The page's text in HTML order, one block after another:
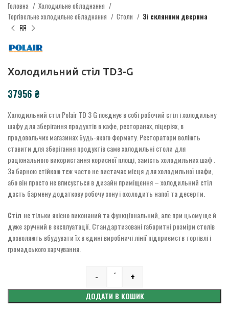
Головна
Холодильне обладнання
Торгівельне холодильне обладнання
Столи Зі скляними дверима
Холодильний стіл TD3-G
₴
Холодильний стіл Polair TD 3 G поєднує в собі робочий стіл і холодильну
шафу для зберігання продуктів в кафе, ресторанах, піцеріях, в
продовольчих магазинах будь-якого формату. Ресторатори воліють
ставити для зберігання продуктів саме холодильні столи для
раціонального використання корисної площі, замість холодильних шаф .
За барною стійкою теж часто не вистачає місця для холодильної шафи,
або він просто не вписується в дизайн приміщення – холодильний стіл
дасть бармену додаткову робочу зону і охолодить напої та десерти.
Стіл не тільки якісно виконаний та функціональний, але при цьому ще й
дуже зручний в експлуатації. Стандартизовані габаритні розміри столів
дозволяють вбудувати їх в єдині виробничі лінії підприємств торгівлі і
громадського харчування.
Quantity
- +
ДОДАТИ В КОШИК